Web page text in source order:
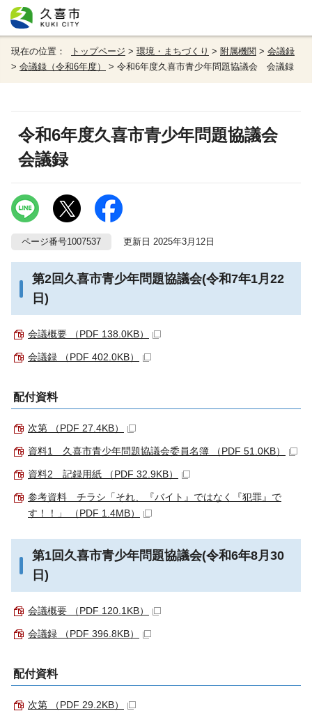
現在の位置： トップページ > 環境・まちづくり > 附属機関 > 会議録
> 会議録（令和6年度） > 令和6年度久喜市青少年問題協議会 会議録
令和6年度久喜市青少年問題協議会
会議録
ページ番号1007537 更新日 2025年3月12日
第2回久喜市青少年問題協議会(令和7年1月22
日)
会議概要 （PDF 138.0KB）
会議録 （PDF 402.0KB）
配付資料
次第 （PDF 27.4KB）
資料1 久喜市青少年問題協議会委員名簿 （PDF 51.0KB）
資料2 記録用紙 （PDF 32.9KB）
参考資料 チラシ「それ、『バイト』ではなく『犯罪』で
す！！」 （PDF 1.4MB）
第1回久喜市青少年問題協議会(令和6年8月30
日)
会議概要 （PDF 120.1KB）
会議録 （PDF 396.8KB）
配付資料
次第 （PDF 29.2KB）